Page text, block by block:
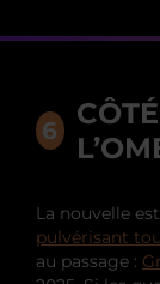
La nouvelle
pulvérisant
au passage :